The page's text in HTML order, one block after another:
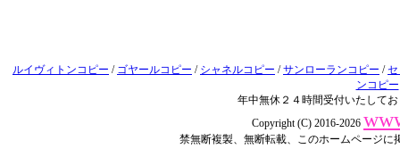
ルイヴィトンコピー / ゴヤールコピー / シャネルコピー /サンローランコピー /
ンコピー
年中無休２４時間受付いたして
Copyright (C) 2016-2026
禁無断複製、無断転載、このホームページ